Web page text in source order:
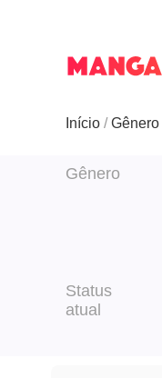
Início Gênero
Gênero
Status
atual